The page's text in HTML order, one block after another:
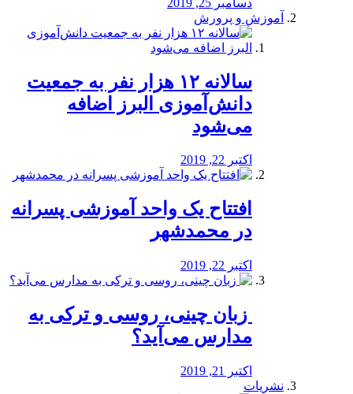
آموزش و پرورش
️سالانه ۱۲ هزار نفر به جمعیت
دانش‌آموزی البرز اضافه
می‌شود
اکتبر 22, 2019
افتتاح یک واحد آموزشی پسرانه
در محمدشهر
اکتبر 22, 2019
️ زبان چینی، روسی و ترکی به
مدارس می‌آید؟
اکتبر 21, 2019
نشریات